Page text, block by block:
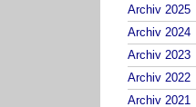
Archiv 2025
Archiv 2024
Archiv 2023
Archiv 2022
Archiv 2021